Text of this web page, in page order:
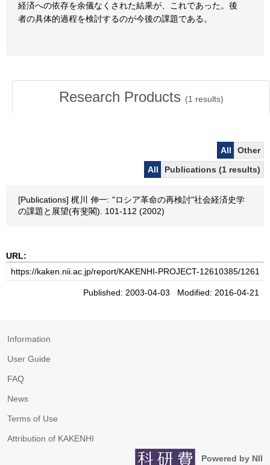
経済への依存を余儀なくされた結果が、これであった。後
者の具体的過程を検討するのが今後の課題である。
Research Products (1 results)
All
Other
All
Publications (1 results)
[Publications] 梶川 伸一: "ロシア革命の再検討"社会経済史学
の課題と展望(有斐閣). 101-112 (2002)
URL:
Published: 2003-04-03 Modified: 2016-04-21
Information
User Guide
FAQ
News
Terms of Use
Attribution of KAKENHI
Powered by NII